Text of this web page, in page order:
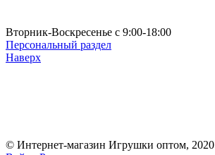
Вторник-Воскресенье с 9:00-18:00
Персональный раздел
Наверх
© Интернет-магазин Игрушки оптом, 2020